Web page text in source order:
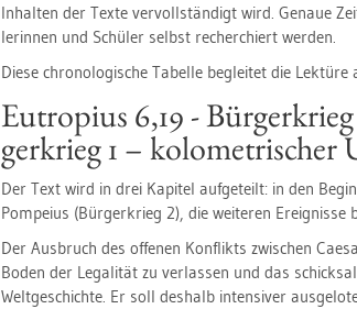
In­hal­ten der Texte ver­voll­stän­digt wird. Ge­naue
le­rin­nen und Schü­ler selbst re­cher­chiert wer­den.
Diese chro­no­lo­gi­sche Ta­bel­le be­glei­tet die
Eu­tro­pi­us 6,19 -
ger­krieg 1 – ko­lo­me­tri­scher
Der Text wird in drei Ka­pi­tel auf­ge­teilt: in den
Pom­pei­us (Bür­ger­krieg 2), die wei­te­ren
Der Aus­bruch des of­fe­nen Kon­flikts zwi­schen
Boden der Le­ga­li­tät zu ver­las­sen und das
Welt­ge­schich­te. Er soll des­halb in­ten­si­ver